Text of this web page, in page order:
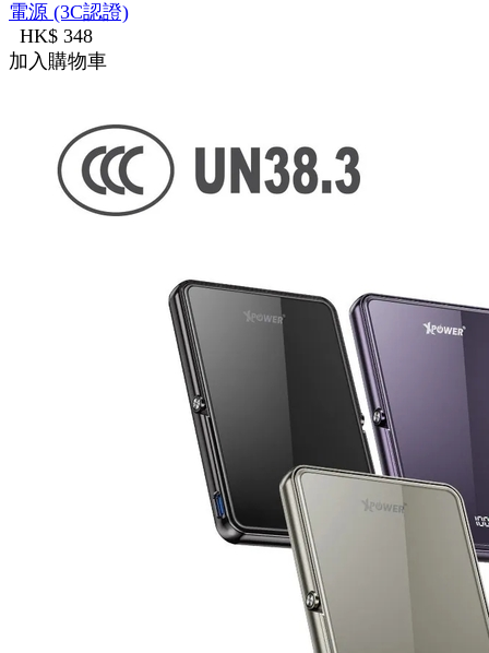
電源 (3C認證)
HK$ 348
加入購物車